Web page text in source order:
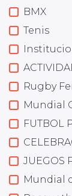
BMX
Tenis
Rugby
Mundial
FUTBOL
JUEGOS
Mundial